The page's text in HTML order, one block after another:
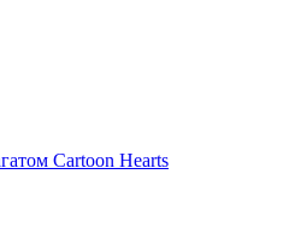
Cartoon Hearts